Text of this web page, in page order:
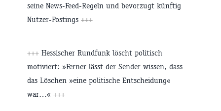
seine News-Feed-Regeln und bevorzugt künftig
Nutzer-Postings +++
+++ Hessischer Rundfunk löscht politisch
motiviert: »Ferner lässt der Sender wissen, dass
das Löschen »eine politische Entscheidung«
war…« +++